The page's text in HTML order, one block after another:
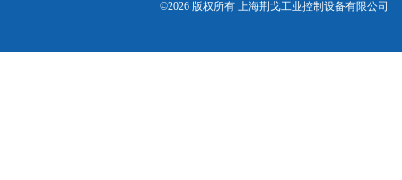
©2026 版权所有 上海荆戈工业控制设备有限公司